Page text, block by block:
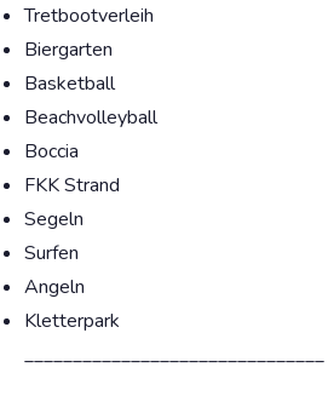
Tretbootverleih
Biergarten
Basketball
Beachvolleyball
Boccia
FKK Strand
Segeln
Surfen
Angeln
Kletterpark
_______________________________